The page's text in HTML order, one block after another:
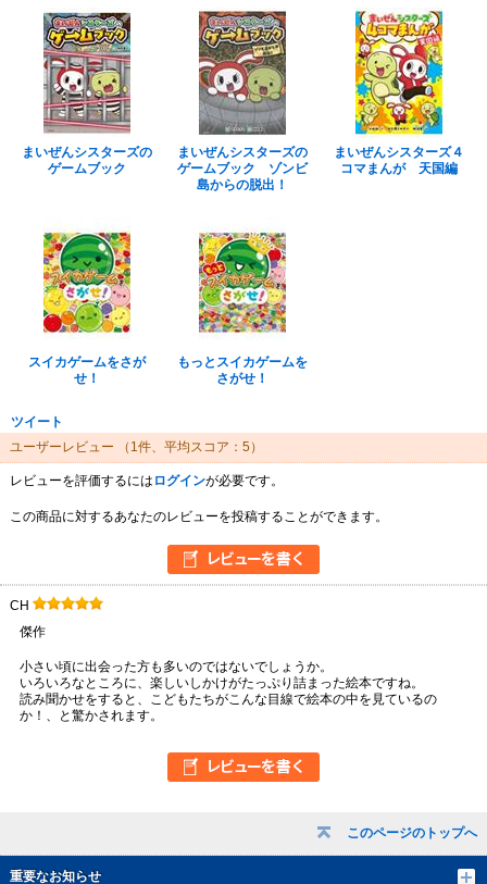
このページのトップへ
重要なお知らせ
まいぜんシスターズの
ゲームブック
まいぜんシスターズの
ゲームブック ゾンビ
島からの脱出！
まいぜんシスターズ４
コマまんが 天国編
スイカゲームをさが
せ！
もっとスイカゲームを
さがせ！
ツイート
ユーザーレビュー
（1件、平均スコア：5）
レビューを評価するには ログインが必要です。
この商品に対するあなたのレビューを投稿することができます。
CH
傑作
小さい頃に出会った方も多いのではないでしょうか。
いろいろなところに、楽しいしかけがたっぷり詰まった絵本ですね。
読み聞かせをすると、こどもたちがこんな目線で絵本の中を見ているの
か！、と驚かされます。